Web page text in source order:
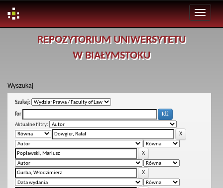
REPOZYTORIUM UNIWERSYTETU
W BIAŁYMSTOKU
Wyszukaj
Szukaj:
for
Aktualne filtry: